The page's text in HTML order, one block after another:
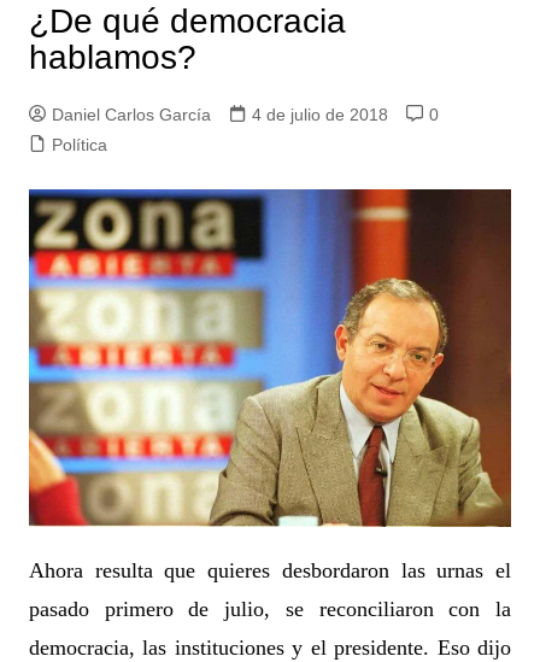
¿De qué democracia
hablamos?
Daniel Carlos García 4 de julio de 2018
0
Política
Ahora resulta que quieres desbordaron las urnas el
pasado primero de julio, se reconciliaron con la
democracia, las instituciones y el presidente. Eso dijo